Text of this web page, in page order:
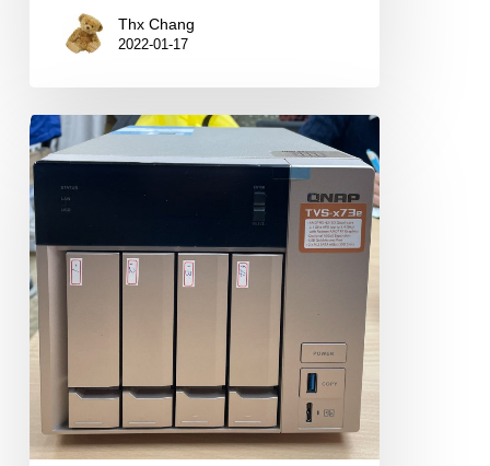
Thx Chang
2022-01-17
QNAP
TVS-
473e
NAS